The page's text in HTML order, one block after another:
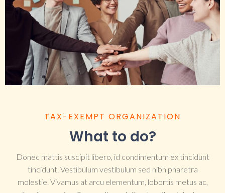
TAX-EXEMPT ORGANIZATION
What to do?
Donec mattis suscipit libero, id condimentum ex tincidunt
tincidunt. Vestibulum vestibulum sed nibh pharetra
molestie. Vivamus at arcu elementum, lobortis metus ac,